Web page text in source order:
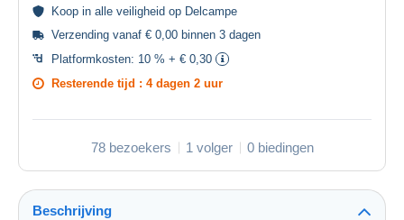
Koop in alle veiligheid op Delcampe
Verzending vanaf € 0,00 binnen 3 dagen
Platformkosten: 10 % + € 0,30
Resterende tijd : 4 dagen 2 uur
78 bezoekers 1 volger 0 biedingen
Beschrijving